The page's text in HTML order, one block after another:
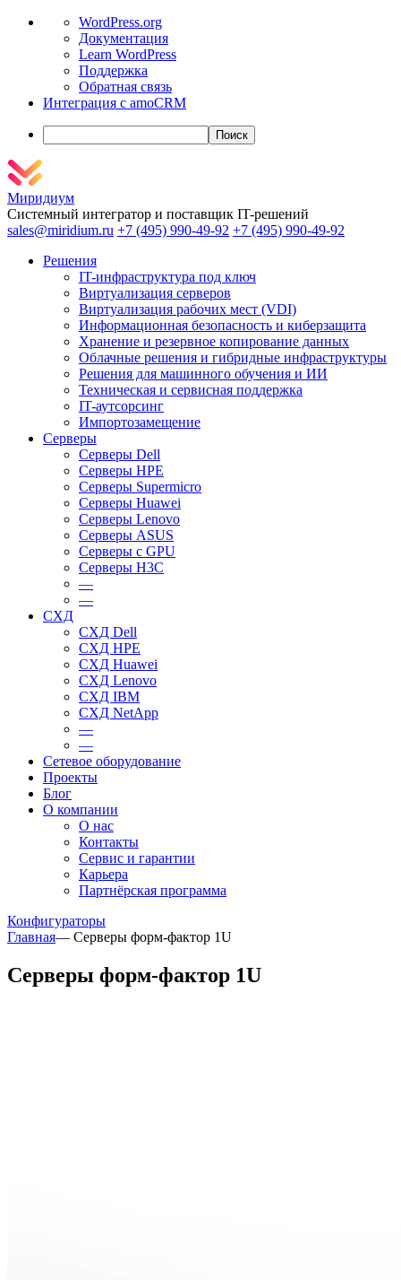
WordPress
WordPress.org
Документация
Learn WordPress
Поддержка
Обратная связь
Интеграция с amoCRM
Поиск
Миридиум
Системный интегратор и поставщик IT-решений
sales@miridium.ru +7 (495) 990-49-92 +7 (495) 990-49-92
Решения
IT-инфраструктура под ключ
Виртуализация серверов
Виртуализация рабочих мест (VDI)
Информационная безопасность и киберзащита
Хранение и резервное копирование данных
Облачные решения и гибридные инфраструктуры
Решения для машинного обучения и ИИ
Техническая и сервисная поддержка
IT-аутсорсинг
Импортозамещение
Серверы
Серверы Dell
Серверы HPE
Серверы Supermicro
Серверы Huawei
Серверы Lenovo
Серверы ASUS
Серверы c GPU
Серверы H3C
—
—
СХД
СХД Dell
СХД HPE
СХД Huawei
СХД Lenovo
СХД IBM
СХД NetApp
—
—
Сетевое оборудование
Проекты
Блог
О компании
О нас
Контакты
Сервис и гарантии
Карьера
Партнёрская программа
Конфигураторы
Главная— Серверы форм-фактор 1U
Серверы форм-фактор 1U